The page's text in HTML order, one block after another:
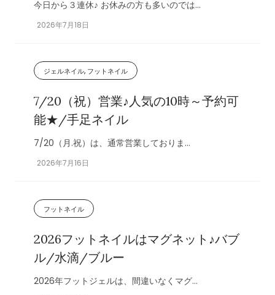
今日から３連休♪ お休みの方も多いのでは...
2026年7月18日
ジェルネイル, フットネイル
7/20（祝）営業♪人気の10時～予約可
能★/手足ネイル
7/20（月.祝）は、通常営業しておりま...
2026年7月16日
フットネイル
2026フットネイルはマグネット♪バブ
ル/水滴/ブルー
2026年フットジェルは、間違いなくマグ...